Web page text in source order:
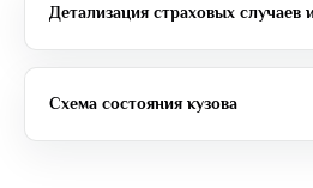
Детализация страховых случаев
Схема состояния кузова